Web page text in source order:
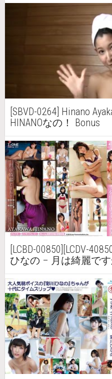
[SBVD-0264] Hinano
HINANOなの！ Bonus
[LCBD-00850][LCDV-
ひなの – 月は綺麗で